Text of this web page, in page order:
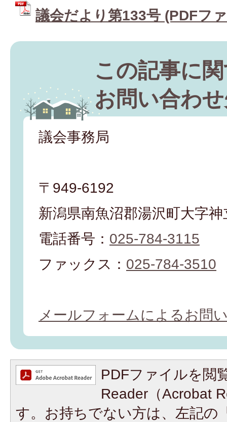
議会だより第133号 (PDFフ
この記事に
お問い合わ
議会事務局
〒949-6192
新潟県南魚沼郡湯沢町大字
電話番号： 025-784-3115
ファックス： 025-784-3510
メールフォームによるお問
PDFファイルを閲
Reader（Acrobat
す。お持ちでない方は、左記の